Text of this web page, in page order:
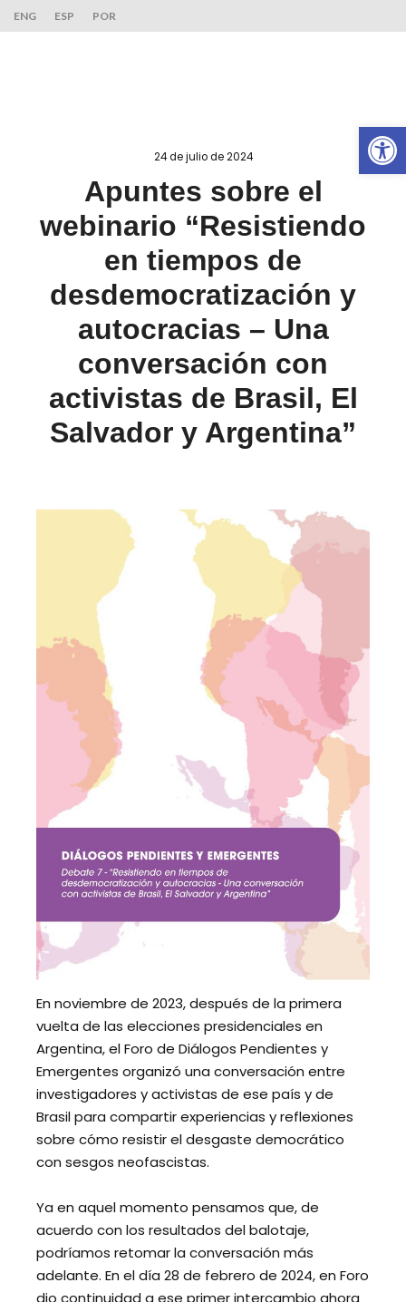
ENG ESP POR
24 de julio de 2024
Apuntes sobre el
webinario “Resistiendo
en tiempos de
desdemocratización y
autocracias – Una
conversación con
activistas de Brasil, El
Salvador y Argentina”
En noviembre de 2023, después de la primera
vuelta de las elecciones presidenciales en
Argentina, el Foro de Diálogos Pendientes y
Emergentes organizó una conversación entre
investigadores y activistas de ese país y de
Brasil para compartir experiencias y reflexiones
sobre cómo resistir el desgaste democrático
con sesgos neofascistas.
Ya en aquel momento pensamos que, de
acuerdo con los resultados del balotaje,
podríamos retomar la conversación más
adelante. En el día 28 de febrero de 2024, en Foro
dio continuidad a ese primer intercambio ahora